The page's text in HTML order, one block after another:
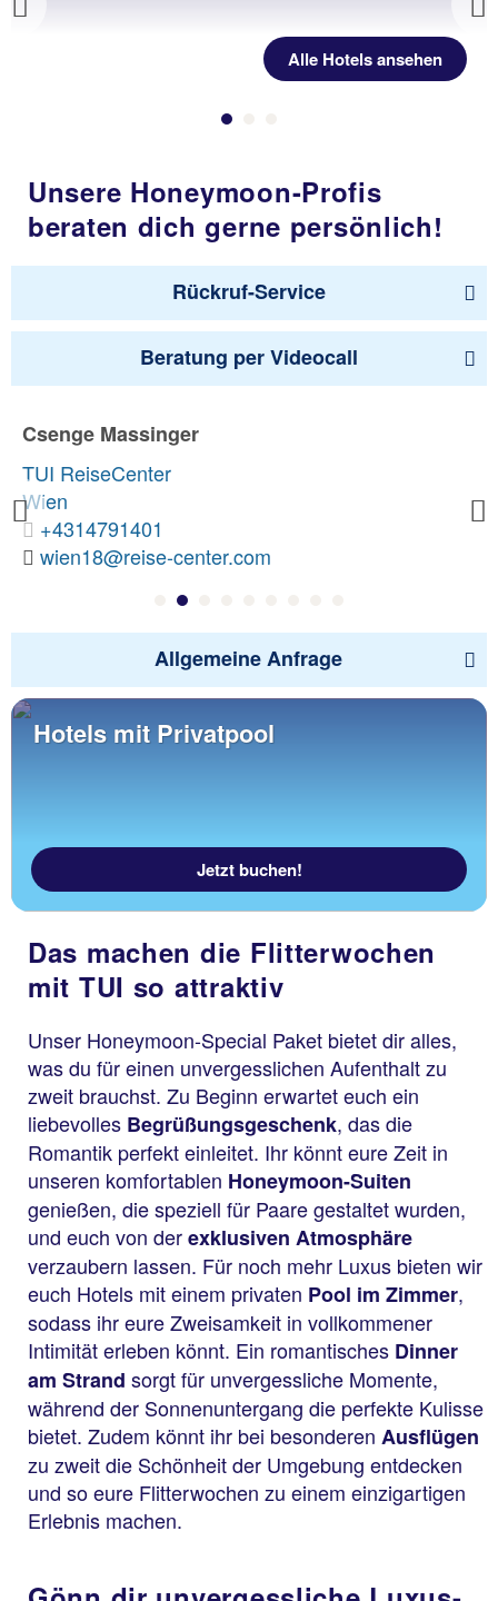
Previous
Alle Hotels ansehen
Unsere Honeymoon-Profis
beraten dich gerne persönlich!
Rückruf-Service
Beratung per Videocall
Previous
Csenge Massinger
TUI ReiseCenter
Wien
+4314791401
wien18@reise-center.com
Allgemeine Anfrage
Hotels mit Privatpool
Jetzt buchen!
Das machen die Flitterwochen
mit TUI so attraktiv
Unser Honeymoon-Special Paket bietet dir alles,
was du für einen unvergesslichen Aufenthalt zu
zweit brauchst. Zu Beginn erwartet euch ein
liebevolles Begrüßungsgeschenk, das die
Romantik perfekt einleitet. Ihr könnt eure Zeit in
unseren komfortablen Honeymoon-Suiten
genießen, die speziell für Paare gestaltet wurden,
und euch von derexklusiven Atmosphäre
verzaubern lassen. Für noch mehr Luxus bieten wir
euch Hotels mit einem privaten Pool im Zimmer,
sodass ihr eure Zweisamkeit in vollkommener
Intimität erleben könnt. Ein romantisches Dinner
am Strand sorgt für unvergessliche Momente,
während der Sonnenuntergang die perfekte Kulisse
bietet. Zudem könnt ihr bei besonderen Ausflügen
zu zweit die Schönheit der Umgebung entdecken
und so eure Flitterwochen zu einem einzigartigen
Erlebnis machen.